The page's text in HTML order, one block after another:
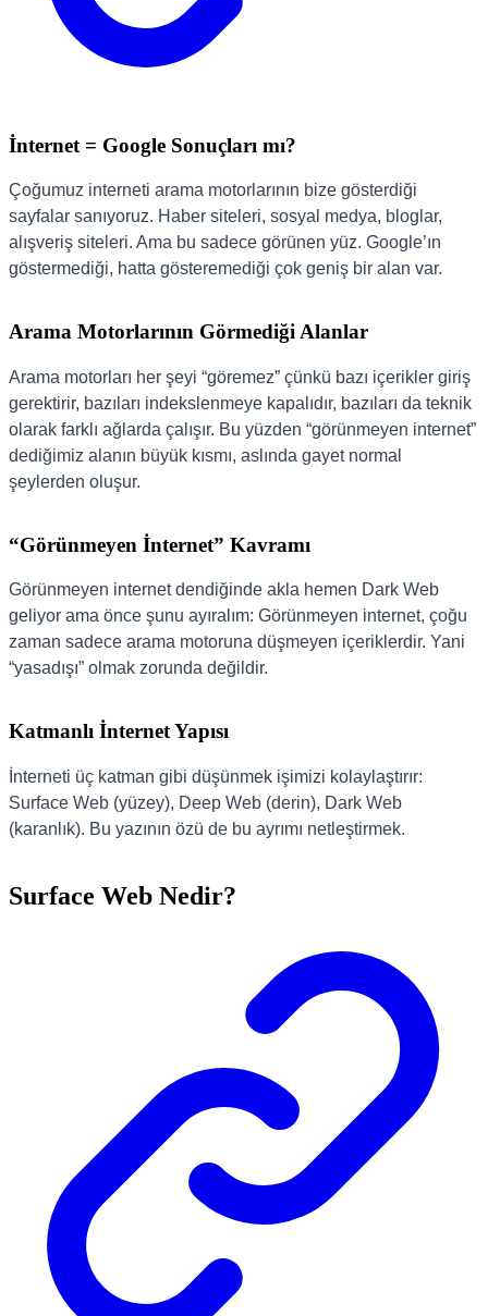
İnternet = Google Sonuçları mı?
Çoğumuz interneti arama motorlarının bize gösterdiği
sayfalar sanıyoruz. Haber siteleri, sosyal medya, bloglar,
alışveriş siteleri. Ama bu sadece görünen yüz. Google’ın
göstermediği, hatta gösteremediği çok geniş bir alan var.
Arama Motorlarının Görmediği Alanlar
Arama motorları her şeyi “göremez” çünkü bazı içerikler giriş
gerektirir, bazıları indekslenmeye kapalıdır, bazıları da teknik
olarak farklı ağlarda çalışır. Bu yüzden “görünmeyen internet”
dediğimiz alanın büyük kısmı, aslında gayet normal
şeylerden oluşur.
“Görünmeyen İnternet” Kavramı
Görünmeyen internet dendiğinde akla hemen Dark Web
geliyor ama önce şunu ayıralım: Görünmeyen internet, çoğu
zaman sadece arama motoruna düşmeyen içeriklerdir. Yani
“yasadışı” olmak zorunda değildir.
Katmanlı İnternet Yapısı
İnterneti üç katman gibi düşünmek işimizi kolaylaştırır:
Surface Web (yüzey), Deep Web (derin), Dark Web
(karanlık). Bu yazının özü de bu ayrımı netleştirmek.
Surface Web Nedir?